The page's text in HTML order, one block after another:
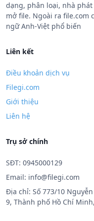
dạng, phân loại, nhà
mở file. Ngoài ra file.com
ngữ Anh-Việt phổ biến
Liên kết
Điều khoản dịch vụ
Filegi.com
Giới thiệu
Liên hệ
Trụ sở chính
SĐT: 0945000129
Email: info@filegi.com
Địa chỉ: Số 773/10
9, Thành phố Hồ Chí